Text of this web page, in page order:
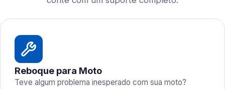
Reboque para Moto
Teve algum problema inesperado com sua moto?